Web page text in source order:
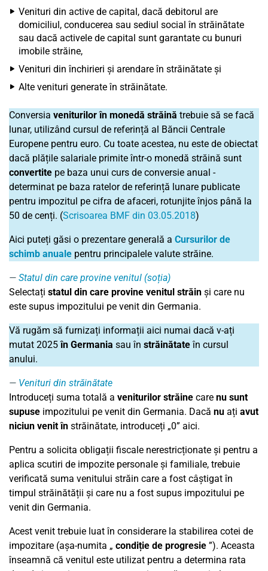
Venituri din active de capital, dacă debitorul are
domiciliul, conducerea sau sediul social în străinătate
sau dacă activele de capital sunt garantate cu bunuri
imobile străine,
Venituri din închirieri și arendare în străinătate și
Alte venituri generate în străinătate.
Conversia veniturilor în monedă străină trebuie să se facă
lunar, utilizând cursul de referință al Băncii Centrale
Europene pentru euro. Cu toate acestea, nu este de obiectat
dacă plățile salariale primite într-o monedă străină sunt
convertite pe baza unui curs de conversie anual -
determinat pe baza ratelor de referință lunare publicate
pentru impozitul pe cifra de afaceri, rotunjite înjos până la
50 de cenți. (Scrisoarea BMF din 03.05.2018)
Aici puteți găsi o prezentare generală a Cursurilor de
schimb anuale pentru principalele valute străine.
Statul din care provine venitul (soția)
Selectați statul din care provine venitul străin și care nu
este supus impozitului pe venit din Germania.
Vă rugăm să furnizați informații aici numai dacă v-ați
mutat 2025 în Germania sau în străinătateîn cursul
anului.
Venituri din străinătate
Introduceți suma totală a veniturilor străine care nu sunt
supuse impozitului pe venit din Germania. Dacă nu ați avut
niciun venit în străinătate, introduceți „0” aici.
Pentru a solicita obligații fiscale nerestricționate și pentru a
aplica scutiri de impozite personale și familiale, trebuie
verificată suma venitului străin care a fost câștigat în
timpul străinătății și care nu a fost supus impozitului pe
venit din Germania.
Acest venit trebuie luat în considerare la stabilirea cotei de
impozitare (așa-numita „ condiție de progresie ”). Aceasta
înseamnă că venitul este utilizat pentru a determina rata